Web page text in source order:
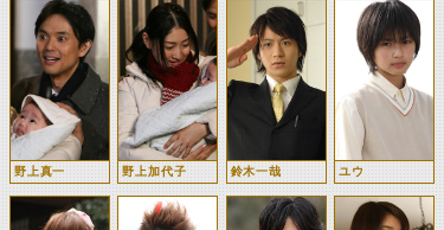
野上真一 野上加代子 鈴木一哉 ユウ